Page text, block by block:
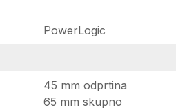
PowerLogic
45 mm odprtina
65 mm skupno